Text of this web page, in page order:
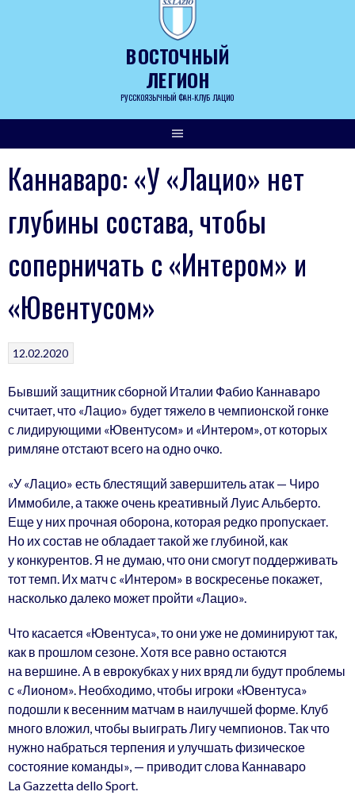
ВОСТОЧНЫЙ
ЛЕГИОН
РУССКОЯЗЫЧНЫЙ ФАН-КЛУБ ЛАЦИО
Каннаваро: «У «Лацио» нет
глубины состава, чтобы
соперничать с «Интером» и
«Ювентусом»
12.02.2020
Бывший защитник сборной Италии Фабио Каннаваро
считает, что «Лацио» будет тяжело в чемпионской гонке
с лидирующими «Ювентусом» и «Интером», от которых
римляне отстают всего на одно очко.
«У «Лацио» есть блестящий завершитель атак — Чиро
Иммобиле, а также очень креативный Луис Альберто.
Еще у них прочная оборона, которая редко пропускает.
Но их состав не обладает такой же глубиной, как
у конкурентов. Я не думаю, что они смогут поддерживать
тот темп. Их матч с «Интером» в воскресенье покажет,
насколько далеко может пройти «Лацио».
Что касается «Ювентуса», то они уже не доминируют так,
как в прошлом сезоне. Хотя все равно остаются
на вершине. А в еврокубках у них вряд ли будут проблемы
с «Лионом». Необходимо, чтобы игроки «Ювентуса»
подошли к весенним матчам в наилучшей форме. Клуб
много вложил, чтобы выиграть Лигу чемпионов. Так что
нужно набраться терпения и улучшать физическое
состояние команды», — приводит слова Каннаваро
La Gazzetta dello Sport.